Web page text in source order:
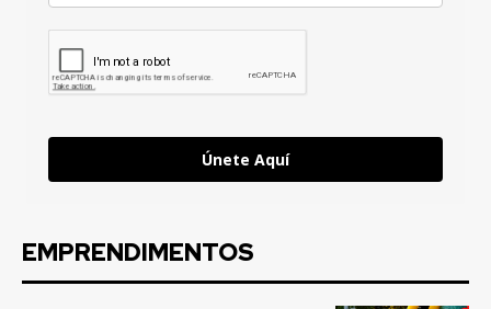
Únete Aquí
EMPRENDIMENTOS